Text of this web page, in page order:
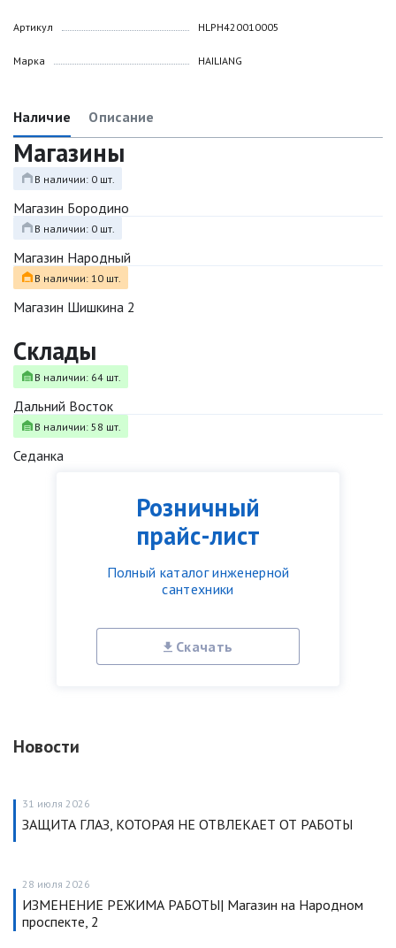
Розничный
прайс-лист
Полный каталог инженерной
сантехники
Скачать
Новости
31 июля 2026
ЗАЩИТА ГЛАЗ, КОТОРАЯ НЕ ОТВЛЕКАЕТ ОТ РАБОТЫ
28 июля 2026
ИЗМЕНЕНИЕ РЕЖИМА РАБОТЫ| Магазин на Народном
проспекте, 2
Артикул
Марка
HLPH420010005
HAILIANG
Наличие Описание
Магазины
В наличии: 0 шт.
Магазин Бородино
В наличии: 0 шт.
Магазин Народный
В наличии: 10 шт.
Магазин Шишкина 2
Склады
В наличии: 64 шт.
Дальний Восток
В наличии: 58 шт.
Седанка